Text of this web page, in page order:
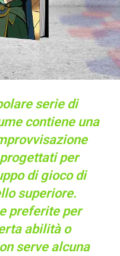
serie di
contiene una
per
di gioco di
superiore.
preferite per
abilità o
serve alcuna